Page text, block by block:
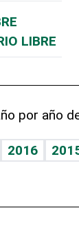
LIBRE
por año
2016